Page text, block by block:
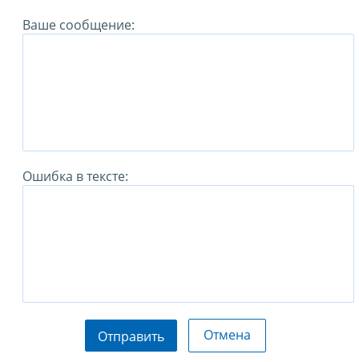
Ваше сообщение:
Ошибка в тексте:
Отправить Отмена